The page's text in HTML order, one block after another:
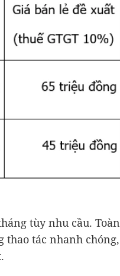
tùy nhu cầu. Toàn
tác nhanh chóng,